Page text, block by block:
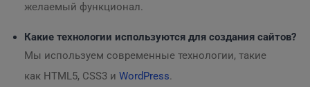
желаемый функционал.
Какие технологии используются для создания сайтов?
Мы используем современные технологии, такие
как HTML5, CSS3 и WordPress.